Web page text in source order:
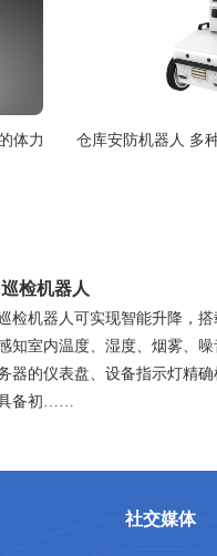
体力劳动 仓库安防机器人 多
检机器人
检机器人可实现智能升降，
知室内温度、湿度、烟雾、
器的仪表盘、设备指示灯精
备初……
社交媒体